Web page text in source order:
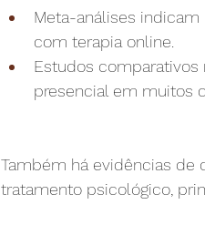
Meta-análises
com terapia online.
Estudos
presencial em muitos
Também há evidências
tratamento psicológico,